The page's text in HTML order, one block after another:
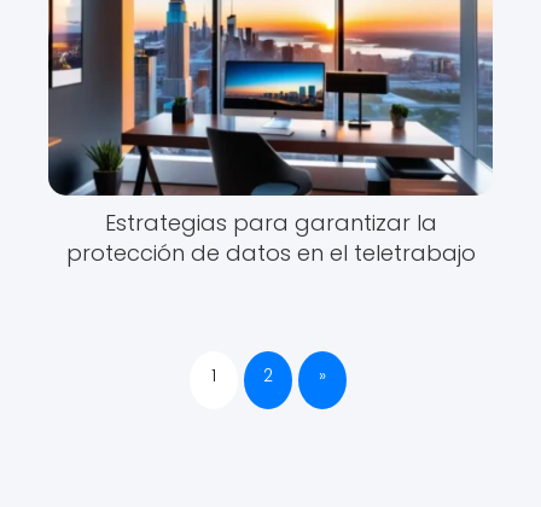
Estrategias para garantizar la
protección de datos en el teletrabajo
1 2 »